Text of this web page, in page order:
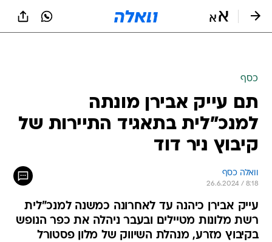
כסף
תם עייק אבירן מונתה
למנכ"לית בתאגיד התיירות של
קיבוץ ניר דוד
וואלה כסף
26.6.2024 / 8:18
עייק אבירן כיהנה עד לאחרונה כמשנה למנכ"לית
רשת מלונות מטיילים ובעבר ניהלה את כפר הנופש
בקיבוץ מזרע, מנהלת השיווק של מלון פסטורל